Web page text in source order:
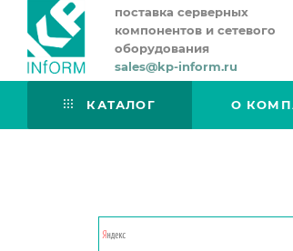
поставка серверных
компонентов и сетевого
оборудования
sales@kp-inform.ru
КАТАЛОГ О